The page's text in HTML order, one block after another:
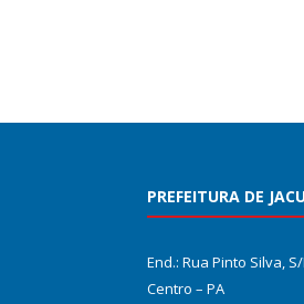
PREFEITURA DE
End.: Rua Pinto Silva,
Centro – PA